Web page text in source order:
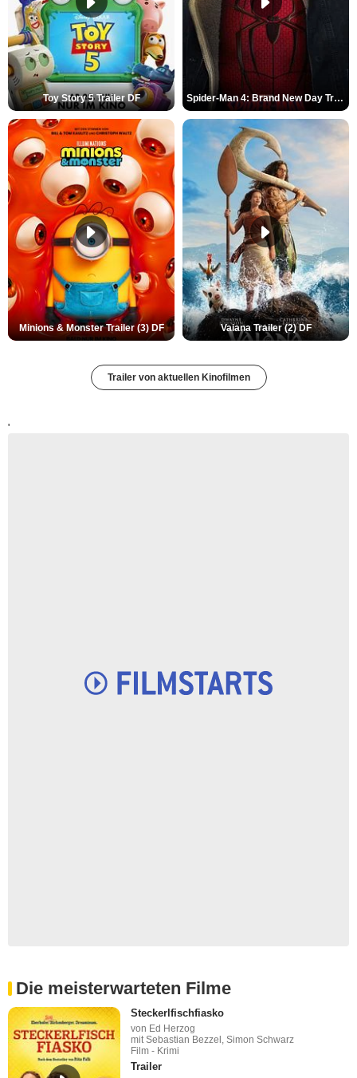
Toy Story 5 Trailer DF Spider-Man 4: Brand New Day Trailer (3) DF
Minions & Monster Trailer (3) DF Vaiana Trailer (2) DF
Trailer von aktuellen Kinofilmen
'
Die meisterwarteten Filme
Steckerlfischfiasko
von Ed Herzog
mit Sebastian Bezzel, Simon Schwarz
Film - Krimi
Trailer